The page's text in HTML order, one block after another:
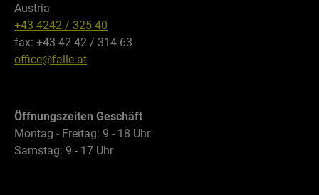
Austria
+43 4242 / 325 40
fax: +43 42 42 / 314 63
office@falle.at
Öffnungszeiten Geschäft
Montag - Freitag: 9 - 18 Uhr
Samstag: 9 - 17 Uhr